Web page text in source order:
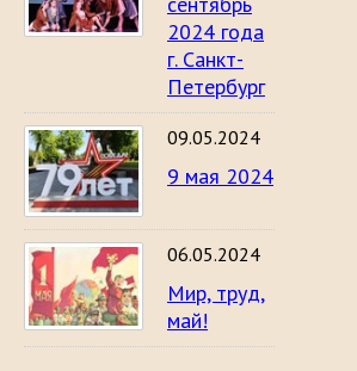
2024 года
г. Санкт-
Петербург
09.05.2024
9 мая 2024
06.05.2024
Мир, труд,
май!